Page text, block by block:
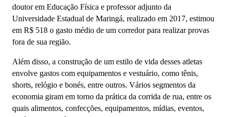
doutor em Educação Física e professor adjunto da
Universidade Estadual de Maringá, realizado em 2017, estimou
em R$ 518 o gasto médio de um corredor para realizar provas
fora de sua região.
Além disso, a construção de um estilo de vida desses atletas
envolve gastos com equipamentos e vestuário, como tênis,
shorts, relógio e bonés, entre outros. Vários segmentos da
economia giram em torno da prática da corrida de rua, entre os
quais alimentos, confecções, equipamentos, mídias, eventos,